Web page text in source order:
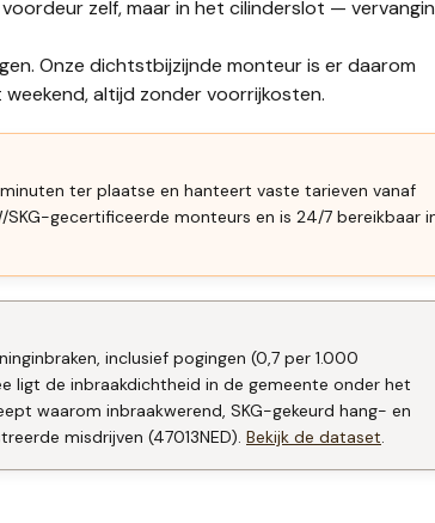
zelf, maar in het cilinderslot —
Onze dichtstbijzijnde monteur is er daarom
altijd zonder voorrijkosten.
ter plaatse en hanteert vaste tarieven vanaf
gecertificeerde monteurs en is 24/7 bereikbaar
inclusief pogingen (0,7 per 1.000
ligt de inbraakdichtheid in de gemeente onder het
waarom inbraakwerend, SKG-gekeurd hang- en
misdrijven (47013NED). Bekijk de dataset.